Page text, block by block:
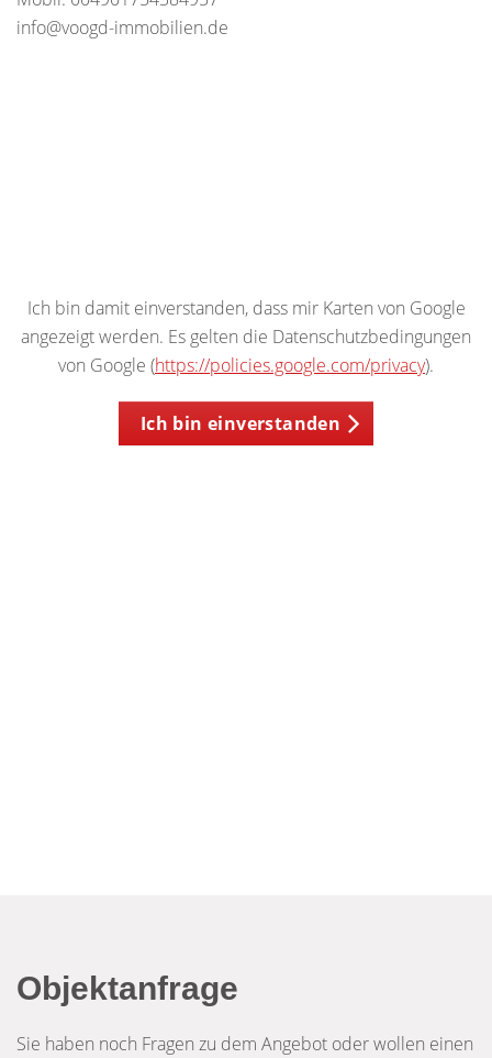
info@voogd-immobilien.de
Ich bin damit einverstanden, dass mir Karten von Google
angezeigt werden. Es gelten die Datenschutzbedingungen
von Google (https://policies.google.com/privacy).
Ich bin einverstanden
Objektanfrage
Sie haben noch Fragen zu dem Angebot oder wollen einen